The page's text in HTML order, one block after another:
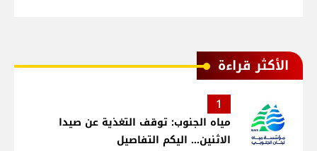
الأكثر قراءة
1
مياه الجنوب: توقف التغذية عن صيدا
الاثنين... اليكم التفاصيل